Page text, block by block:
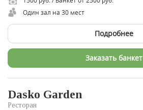
Один зал на 30 мест
Подробнее
Заказать банкет
Dasko Garden
Ресторан